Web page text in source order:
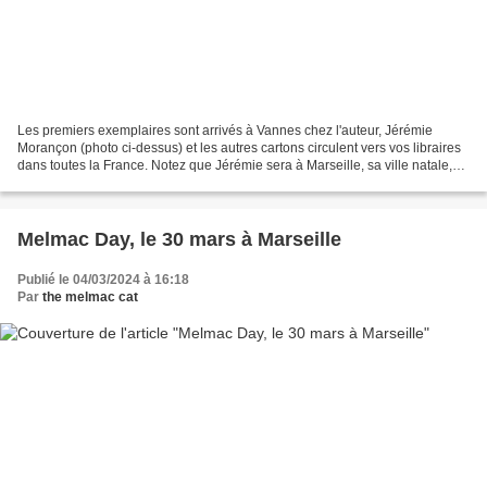
Les premiers exemplaires sont arrivés à Vannes chez l'auteur, Jérémie
Morançon (photo ci-dessus) et les autres cartons circulent vers vos libraires
dans toutes la France. Notez que Jérémie sera à Marseille, sa ville natale,
Melmac Day, le 30 mars à Marseille
Publié le 04/03/2024 à 16:18
Par the melmac cat